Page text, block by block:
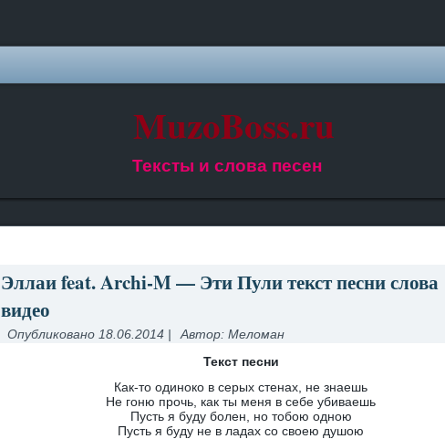
MuzoBoss.ru
Тексты и слова песен
Эллаи feat. Archi-M — Эти Пули текст песни слова
видео
Опубликовано 18.06.2014 | Автор: Меломан
Текст песни
Как-то одиноко в серых стенах, не знаешь
Не гоню прочь, как ты меня в себе убиваешь
Пусть я буду болен, но тобою одною
Пусть я буду не в ладах со своею душою